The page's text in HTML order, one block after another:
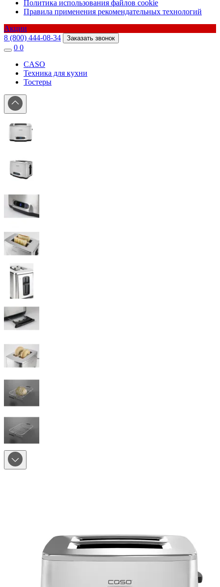
Политика использования файлов cookie
Правила применения рекомендательных технологий
Акции
8 (800) 444-08-34
Заказать звонок
0 0
CASO
Техника для кухни
Тостеры